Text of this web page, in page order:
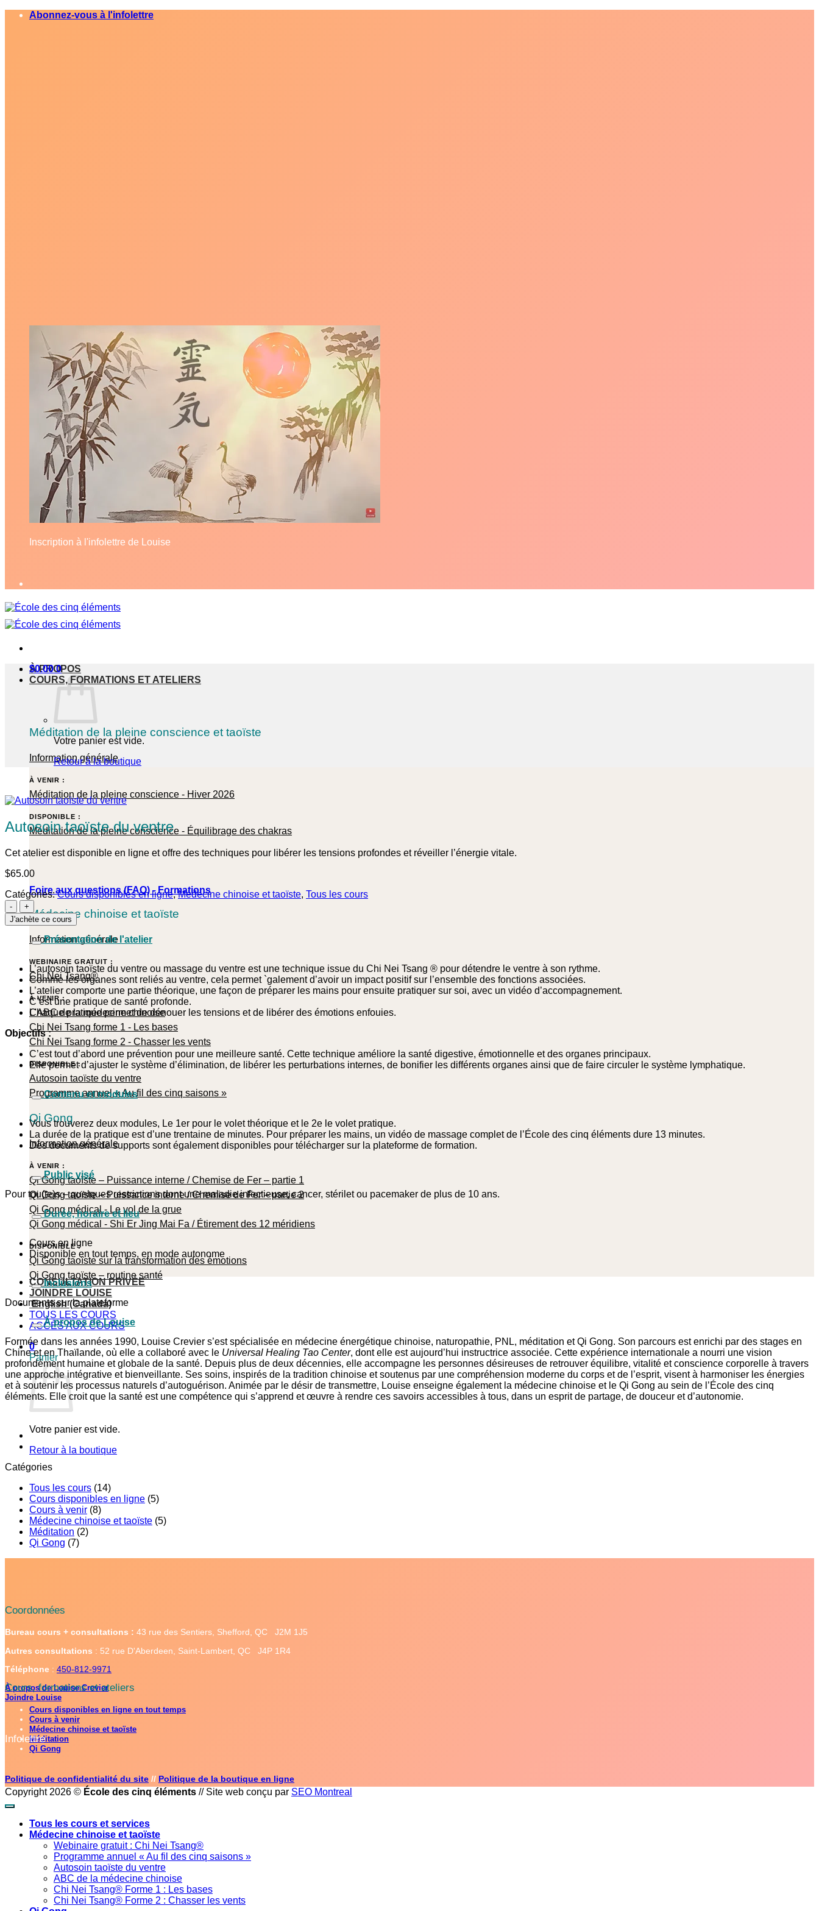
Skip
Abonnez-vous à l'infolettre
Inscription à l'infolettre de Louise
À PROPOS
COURS, FORMATIONS ET ATELIERS
Méditation de la pleine conscience et taoïste
Information générale
À VENIR :
Méditation de la pleine conscience - Hiver 2026
DISPONIBLE :
Méditation de la pleine conscience - Équilibrage des chakras
Foire aux questions (FAQ) - Formations
Médecine chinoise et taoïste
Information générale
WEBINAIRE GRATUIT :
Chi Nei Tsang®
À VENIR :
L'ABC de la médecine chinoise
Chi Nei Tsang forme 1 - Les bases
Chi Nei Tsang forme 2 - Chasser les vents
DISPONIBLE :
Autosoin taoïste du ventre
Programme annuel « Au fil des cinq saisons »
Qi Gong
Information générale
À VENIR :
Qi Gong taoïste – Puissance interne / Chemise de Fer – partie 1
Qi Gong taoïste – Puissance interne / Chemise de Fer – partie 2
Qi Gong médical - Le vol de la grue
Qi Gong médical - Shi Er Jing Mai Fa / Étirement des 12 méridiens
DISPONIBLE :
Qi Gong taoïste sur la transformation des émotions
Qi Gong taoïste – routine santé
CONSULTATION PRIVÉE
JOINDRE LOUISE
English (Canada)
TOUS LES COURS
ACCÈS AUX COURS
0
Panier
Votre panier est vide.
Retour à la boutique
$0.00 0
Votre panier est vide.
Retour à la boutique
Autosoin taoïste du ventre
Cet atelier est disponible en ligne et offre des techniques pour libérer les tensions profondes et réveiller l’énergie vitale.
$65.00
Catégories:Cours disponibles en ligne,Médecine chinoise et taoïste, Tous les cours
quantité
de
Autosoin
taoïste
ventre
J'achète ce cours
Présentation de l'atelier
L’autosoin taoïste du ventre ou massage du ventre est une technique issue du Chi Nei Tsang ® pour détendre le ventre à son rythme.
Comme les organes sont reliés au ventre, cela permet `galement d’avoir un impact positif sur l’ensemble des fonctions associées.
L’atelier comporte une partie théorique, une façon de préparer les mains pour ensuite pratiquer sur soi, avec un vidéo d’accompagnement.
C’est une pratique de santé profonde.
Chaque pratique permet de dénouer les tensions et de libérer des émotions enfouies.
Objectifs :
C’est tout d’abord une prévention pour une meilleure santé. Cette technique améliore la santé digestive, émotionnelle et des organes principaux.
Elle permet d’ajuster le système d’élimination, de libérer les perturbations internes, de bonifier les différents organes ainsi que de faire circuler le système lymphatique.
Contenu et modules
Vous trouverez deux modules, Le 1er pour le volet théorique et le 2e le volet pratique.
La durée de la pratique est d’une trentaine de minutes. Pour préparer les mains, un vidéo de massage complet de l’École des cinq éléments dure 13 minutes.
Des documents de supports sont également disponibles pour télécharger sur la plateforme de formation.
Public visé
Pour tou(te)s – quelques restrictions dont une maladie infectieuse, cancer, stérilet ou pacemaker de plus de 10 ans.
Durée, horaire et lieu
Cours en ligne
Disponible en tout temps, en mode autonome
Inclusions
Documents sur la plateforme
À propos de Louise
Formée dans les années 1990, Louise Crevier s’est spécialisée en médecine énergétique chinoise, naturopathie, PNL, méditation et Qi Gong. Son parcours est enrichi par des stages en
Chine et en Thaïlande, où elle a collaboré avec le Universal Healing Tao Center, dont elle est aujourd’hui instructrice associée. Cette expérience internationale a nourri une vision
profondément humaine et globale de la santé. Depuis plus de deux décennies, elle accompagne les personnes désireuses de retrouver équilibre, vitalité et conscience corporelle à travers
une approche intégrative et bienveillante. Ses soins, inspirés de la tradition chinoise et soutenus par une compréhension moderne du corps et de l’esprit, visent à harmoniser les énergies
et à soutenir les processus naturels d’autoguérison. Animée par le désir de transmettre, Louise enseigne également la médecine chinoise et le Qi Gong au sein de l’École des cinq
éléments. Elle croit que la santé est une compétence qui s’apprend et œuvre à rendre ces savoirs accessibles à tous, dans un esprit de partage, de douceur et d’autonomie.
Catégories
Tous les cours (14)
Cours disponibles en ligne (5)
Cours à venir (8)
Médecine chinoise et taoïste (5)
Méditation (2)
Qi Gong (7)
Coordonnées
Bureau cours + consultations : 43 rue des Sentiers, Shefford, QC J2M 1J5
Autres consultations : 52 rue D'Aberdeen, Saint-Lambert, QC J4P 1R4
Téléphone : 450-812-9971
À propos de Louise Crevier
Joindre Louise
Cours, formations et ateliers
Cours disponibles en ligne en tout temps
Cours à venir
Médecine chinoise et taoïste
Méditation
Qi Gong
Infolettre
Politique de confidentialité du site // Politique de la boutique en ligne
Copyright 2026 © École des cinq éléments // Site web conçu par SEO Montreal
Tous les cours et services
Médecine chinoise et taoïste
Webinaire gratuit : Chi Nei Tsang®
Programme annuel « Au fil des cinq saisons »
Autosoin taoïste du ventre
ABC de la médecine chinoise
Chi Nei Tsang® Forme 1 : Les bases
Chi Nei Tsang® Forme 2 : Chasser les vents